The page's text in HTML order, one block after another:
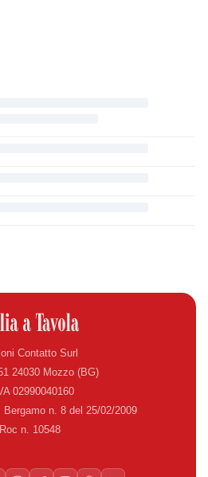
Contatto Surl
24030 Mozzo (BG)
02990040160
Bergamo n. 8 del 25/02/2009
Roc n. 10548